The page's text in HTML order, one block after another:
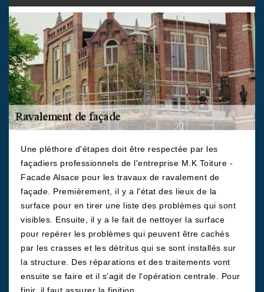
Une pléthore d'étapes doit être respectée par les
façadiers professionnels de l'entreprise M.K Toiture -
Facade Alsace pour les travaux de ravalement de
façade. Premièrement, il y a l'état des lieux de la
surface pour en tirer une liste des problèmes qui sont
visibles. Ensuite, il y a le fait de nettoyer la surface
pour repérer les problèmes qui peuvent être cachés
par les crasses et les détritus qui se sont installés sur
la structure. Des réparations et des traitements vont
ensuite se faire et il s'agit de l'opération centrale. Pour